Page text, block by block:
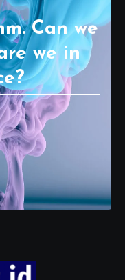
Can we
we in